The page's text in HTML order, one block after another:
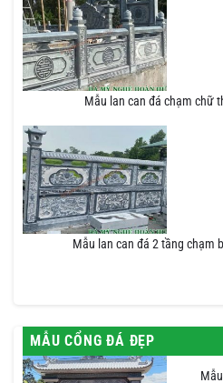
Mẫu lan can đá chạm chữ
Mẫu lan can đá 2 tầng chạm
MẪU CỔNG ĐÁ ĐẸP